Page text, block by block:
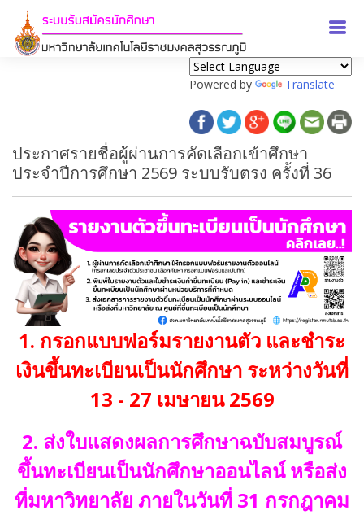
Powered by Translate
ประกาศรายชื่อผู้ผ่านการคัดเลือกเข้าศึกษา
ประจำปีการศึกษา 2569 ระบบรับตรง ครั้งที่ 36
1. กรอกแบบฟอร์มรายงานตัว และชำระ
เงินขึ้นทะเบียนเป็นนักศึกษา ระหว่างวันที่
13 - 27 เมษายน 2569
2. ส่งใบแสดงผลการศึกษาฉบับสมบูรณ์
ขึ้นทะเบียนเป็นนักศึกษาออนไลน์ หรือส่ง
ที่มหาวิทยาลัย ภายในวันที่ 31 กรกฎาคม